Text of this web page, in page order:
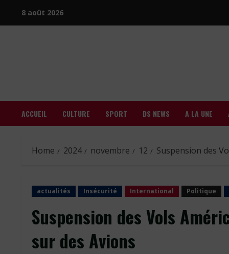
8 août 2026
ACCUEIL CULTURE SPORT DS NEWS A LA UNE
Home 2024 novembre 12 Suspension des
actualités Insécurité International Politique
Suspension des Vols
sur des Avions